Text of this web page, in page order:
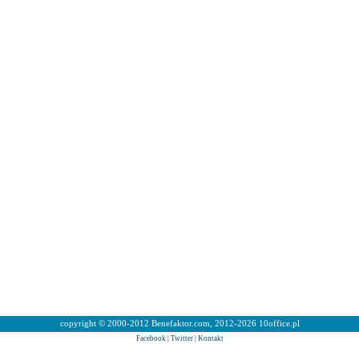
copyright © 2000-2012 Benefaktor.com, 2012-2026 10office.pl
Facebook| Twitter| Kontakt